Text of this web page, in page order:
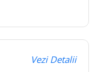
Vezi Detalii